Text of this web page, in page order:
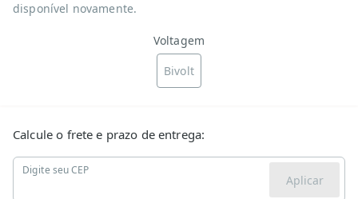
disponível novamente.
Voltagem
Bivolt
Calcule o frete e prazo de entrega:
Digite seu CEP
Aplicar